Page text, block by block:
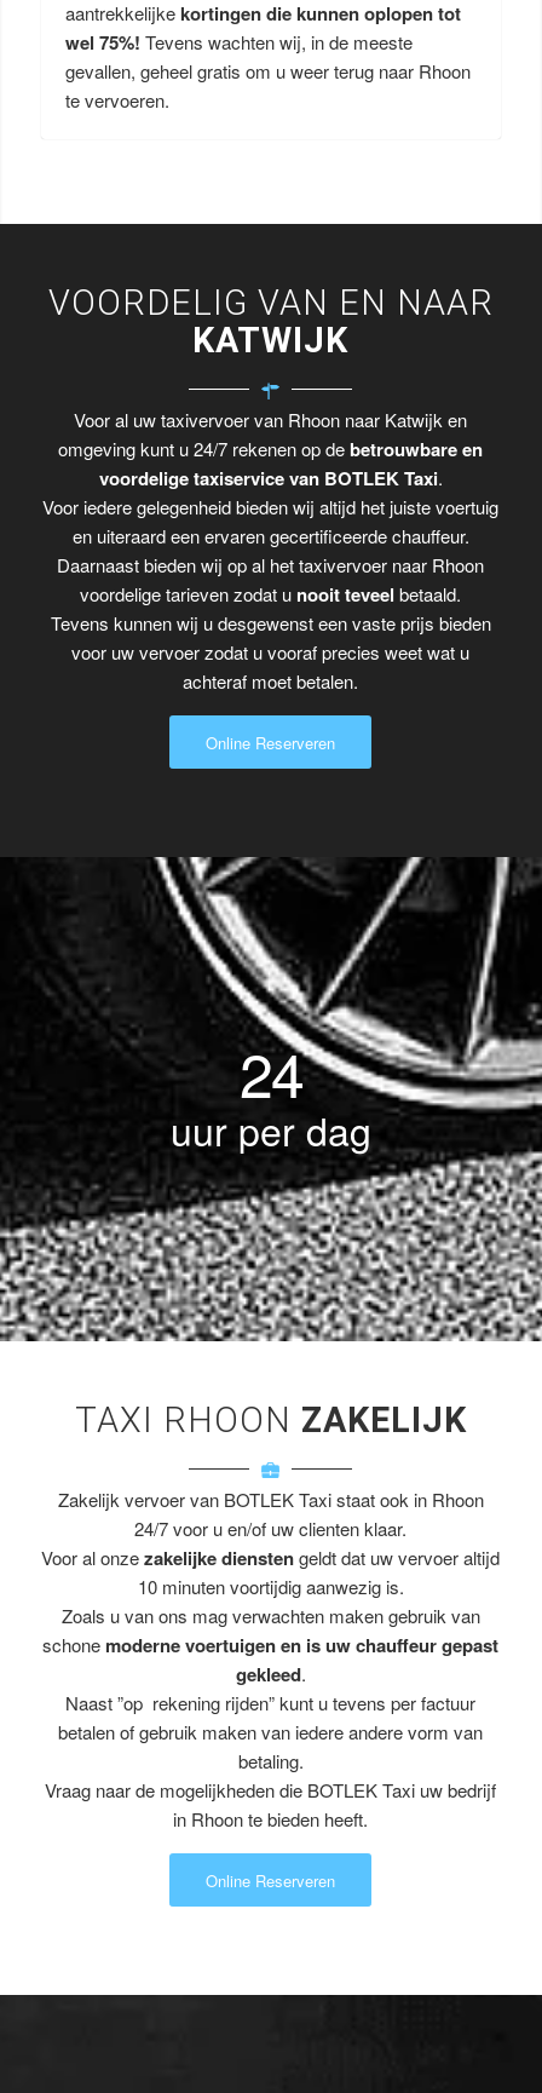
aantrekkelijkekortingen die kunnen oplopen tot
wel 75%! Tevens wachten wij, in de meeste
gevallen, geheel gratis om u weer terug naar Rhoon
te vervoeren.
VOORDELIG VAN EN NAAR
KATWIJK
Voor al uw taxivervoer van Rhoon naar Katwijk en
omgeving kunt u 24/7 rekenen op debetrouwbare en
voordelige taxiservice van BOTLEK Taxi.
Voor iedere gelegenheid bieden wij altijd het juiste voertuig
en uiteraard een ervaren gecertificeerde chauffeur.
Daarnaast bieden wij op al het taxivervoer naar Rhoon
voordelige tarieven zodat u nooit teveel betaald.
Tevens kunnen wij u desgewenst een vaste prijs bieden
voor uw vervoer zodat u vooraf precies weet wat u
achteraf moet betalen.
Online Reserveren
24
uur per dag
TAXI RHOON ZAKELIJK
Zakelijk vervoer van BOTLEK Taxi staat ook in Rhoon
24/7 voor u en/of uw clienten klaar.
Voor al onzezakelijke dienstengeldt dat uw vervoer altijd
10 minuten voortijdig aanwezig is.
Zoals u van ons mag verwachten maken gebruik van
schone moderne voertuigen en is uw chauffeur gepast
gekleed.
Naast ”op rekening rijden” kunt u tevens per factuur
betalen of gebruik maken van iedere andere vorm van
betaling.
Vraag naar de mogelijkheden die BOTLEK Taxi uw bedrijf
in Rhoon te bieden heeft.
Online Reserveren